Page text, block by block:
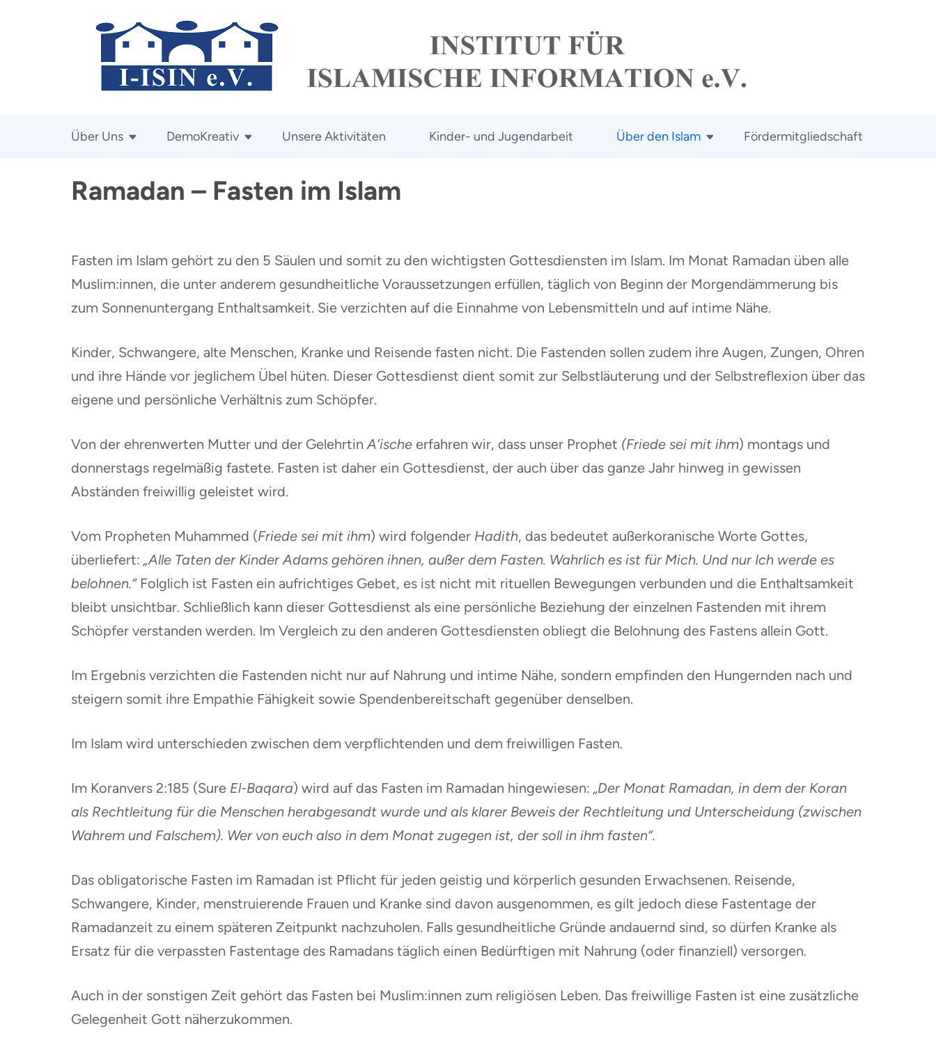
Über Uns DemoKreativ Unsere Aktivitäten Kinder- und Jugendarbeit Über den Islam Fördermitgliedschaft
Ramadan – Fasten im Islam
Fasten im Islam gehört zu den 5 Säulen und somit zu den wichtigsten Gottesdiensten im Islam. Im Monat Ramadan üben alle
Muslim:innen, die unter anderem gesundheitliche Voraussetzungen erfüllen, täglich von Beginn der Morgendämmerung bis
zum Sonnenuntergang Enthaltsamkeit. Sie verzichten auf die Einnahme von Lebensmitteln und auf intime Nähe.
Kinder, Schwangere, alte Menschen, Kranke und Reisende fasten nicht. Die Fastenden sollen zudem ihre Augen, Zungen, Ohren
und ihre Hände vor jeglichem Übel hüten. Dieser Gottesdienst dient somit zur Selbstläuterung und der Selbstreflexion über das
eigene und persönliche Verhältnis zum Schöpfer.
Von der ehrenwerten Mutter und der GelehrtinA’ische erfahren wir, dass unser Prophet (Friede sei mit ihm) montags und
donnerstags regelmäßig fastete. Fasten ist daher ein Gottesdienst, der auch über das ganze Jahr hinweg in gewissen
Abständen freiwillig geleistet wird.
Vom Propheten Muhammed (Friede sei mit ihm) wird folgender Hadith, das bedeutet außerkoranische Worte Gottes,
überliefert: „Alle Taten der Kinder Adams gehören ihnen, außer dem Fasten. Wahrlich es ist für Mich. Und nur Ich werde es
belohnen.“Folglich ist Fasten ein aufrichtiges Gebet, es ist nicht mit rituellen Bewegungen verbunden und die Enthaltsamkeit
bleibt unsichtbar. Schließlich kann dieser Gottesdienst als eine persönliche Beziehung der einzelnen Fastenden mit ihrem
Schöpfer verstanden werden. Im Vergleich zu den anderen Gottesdiensten obliegt die Belohnung des Fastens allein Gott.
Im Ergebnis verzichten die Fastenden nicht nur auf Nahrung und intime Nähe, sondern empfinden den Hungernden nach und
steigern somit ihre Empathie Fähigkeit sowie Spendenbereitschaft gegenüber denselben.
Im Islam wird unterschieden zwischen dem verpflichtenden und dem freiwilligen Fasten.
Im Koranvers 2:185 (Sure El-Baqara) wird auf das Fasten im Ramadan hingewiesen: „Der Monat Ramadan, in dem der Koran
als Rechtleitung für die Menschen herabgesandt wurde und als klarer Beweis der Rechtleitung und Unterscheidung (zwischen
Wahrem und Falschem). Wer von euch also in dem Monat zugegen ist, der soll in ihm fasten“.
Das obligatorische Fasten im Ramadan ist Pflicht für jeden geistig und körperlich gesunden Erwachsenen. Reisende,
Schwangere, Kinder, menstruierende Frauen und Kranke sind davon ausgenommen, es gilt jedoch diese Fastentage der
Ramadanzeit zu einem späteren Zeitpunkt nachzuholen. Falls gesundheitliche Gründe andauernd sind, so dürfen Kranke als
Ersatz für die verpassten Fastentage des Ramadans täglich einen Bedürftigen mit Nahrung (oder finanziell) versorgen.
Auch in der sonstigen Zeit gehört das Fasten bei Muslim:innen zum religiösen Leben. Das freiwillige Fasten ist eine zusätzliche
Gelegenheit Gott näherzukommen.